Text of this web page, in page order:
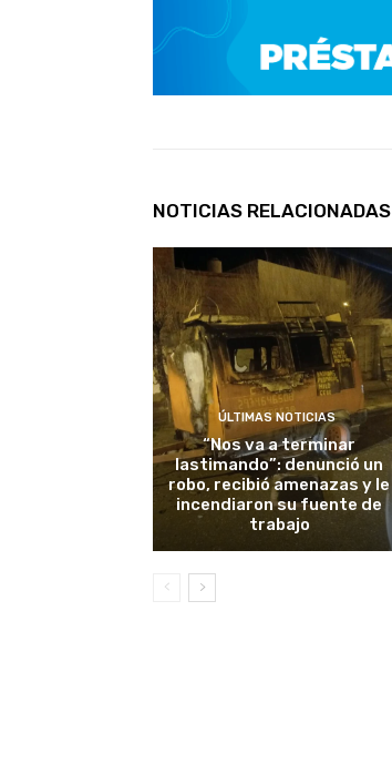
NOTICIAS RELACIONADAS
ÚLTIMAS NOTICIAS
“Nos va a terminar
lastimando”: denunció un
robo, recibió amenazas y le
incendiaron su fuente de
trabajo